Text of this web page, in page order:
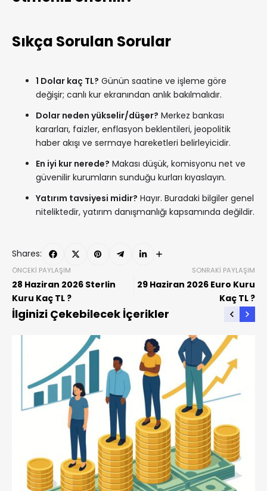
Sıkça Sorulan Sorular
1 Dolar kaç TL? Günün saatine ve işleme göre
değişir; canlı kur ekranından anlık bakılmalıdır.
Dolar neden yükselir/düşer? Merkez bankası
kararları, faizler, enflasyon beklentileri, jeopolitik
haber akışı ve sermaye hareketleri belirleyicidir.
En iyi kur nerede? Makası düşük, komisyonu net ve
güvenilir kurumların sunduğu kurları kıyaslayın.
Yatırım tavsiyesi midir? Hayır. Buradaki bilgiler genel
niteliktedir, yatırım danışmanlığı kapsamında değildir.
Shares:
ÖNCEKI PAYLAŞIM
28 Haziran 2026 Sterlin
Kuru Kaç TL ?
SONRAKI PAYLAŞIM
29 Haziran 2026 Euro Kuru
Kaç TL ?
İlginizi Çekebilecek İçerikler